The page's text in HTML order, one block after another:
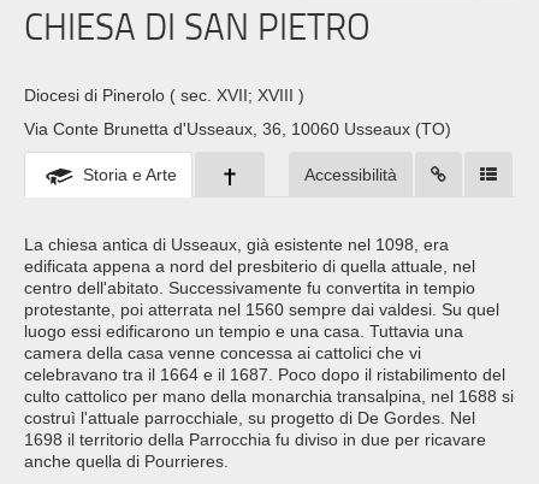
CHIESA DI SAN PIETRO
Diocesi di Pinerolo ( sec. XVII; XVIII )
Via Conte Brunetta d'Usseaux, 36, 10060 Usseaux (TO)
Storia e Arte Accessibilità
La chiesa antica di Usseaux, già esistente nel 1098, era
edificata appena a nord del presbiterio di quella attuale, nel
centro dell'abitato. Successivamente fu convertita in tempio
protestante, poi atterrata nel 1560 sempre dai valdesi. Su quel
luogo essi edificarono un tempio e una casa. Tuttavia una
camera della casa venne concessa ai cattolici che vi
celebravano tra il 1664 e il 1687. Poco dopo il ristabilimento del
culto cattolico per mano della monarchia transalpina, nel 1688 si
costruì l'attuale parrocchiale, su progetto di De Gordes. Nel
1698 il territorio della Parrocchia fu diviso in due per ricavare
anche quella di Pourrieres.